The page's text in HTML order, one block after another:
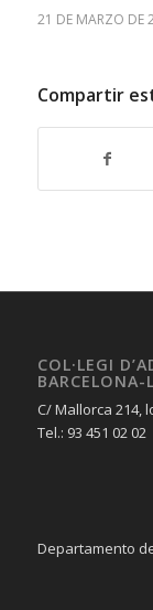
21 DE MARZO DE
Compartir
COL·LEGI
BARCELONA-
C/ Mallorca 214,
Tel.: 93 451 02 02
Departamento